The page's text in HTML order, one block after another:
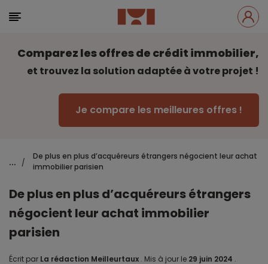
Comparez les offres de crédit immobilier,
et trouvez la solution adaptée à votre projet !
Je compare les meilleures offres !
... /
De plus en plus d’acquéreurs étrangers négocient leur achat
immobilier parisien
De plus en plus d’acquéreurs étrangers
négocient leur achat immobilier
parisien
Écrit par La rédaction Meilleurtaux . Mis à jour le 29 juin 2024 .